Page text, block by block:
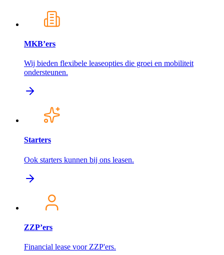
MKB’ers
Wij bieden flexibele leaseopties die groei en mobiliteit
ondersteunen.
Starters
Ook starters kunnen bij ons leasen.
ZZP’ers
Financial lease voor ZZP'ers.